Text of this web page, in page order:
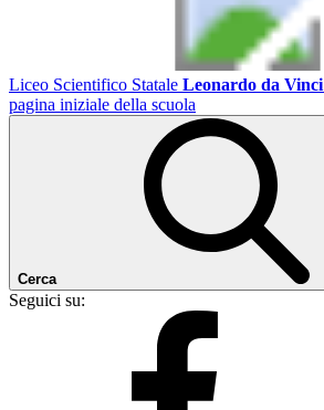
Liceo Scientifico Statale Leonardo da Vinci
pagina iniziale della scuola
Cerca
Seguici su: